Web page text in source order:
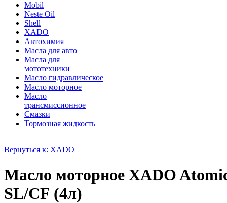
Mobil
Neste Oil
Shell
XADO
Автохимия
Масла для авто
Масла для
мототехники
Масло гидравлическое
Масло моторное
Масло
трансмиссионное
Смазки
Тормозная жидкость
Вернуться к: XADO
Масло моторное XADO
SL/CF (4л)